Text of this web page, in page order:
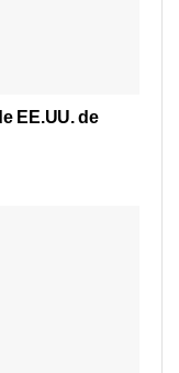
EE.UU. de